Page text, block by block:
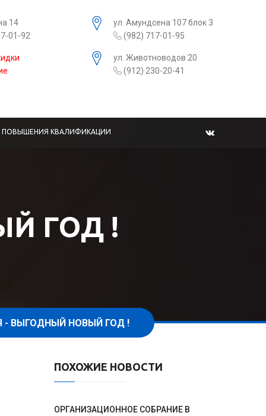
14
01-92
ул. Амундсена 107 блок 3
(982) 717-01-95
ул. Животноводов 20
(912) 230-20-41
ПОВЫШЕНИЯ КВАЛИФИКАЦИИ
ГОД !
- ВЫГОДНЫЙ НОВЫЙ ГОД !
ПОХОЖИЕ НОВОСТИ
ОРГАНИЗАЦИОННОЕ СОБРАНИЕ В